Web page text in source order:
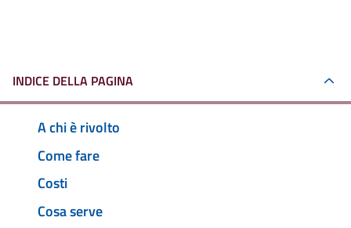
INDICE DELLA PAGINA
A chi è rivolto
Come fare
Costi
Cosa serve